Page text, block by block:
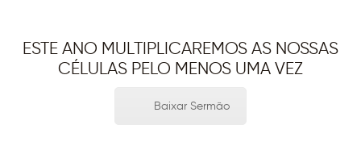
ESTE ANO MULTIPLICAREMOS AS NOSSAS
CÉLULAS PELO MENOS UMA VEZ
Baixar Sermão